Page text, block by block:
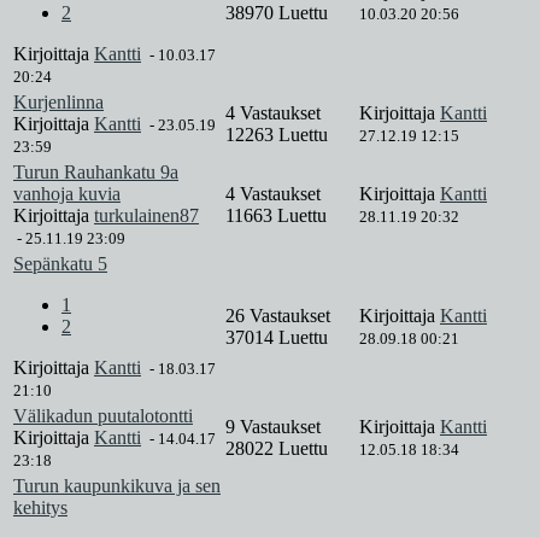
2
Kirjoittaja Kantti - 10.03.17
20:24
38970 Luettu
10.03.20 20:56
Kurjenlinna
Kirjoittaja Kantti - 23.05.19
23:59
4 Vastaukset
12263 Luettu
Kirjoittaja Kantti
27.12.19 12:15
Turun Rauhankatu 9a
vanhoja kuvia
Kirjoittaja turkulainen87
- 25.11.19 23:09
4 Vastaukset
11663 Luettu
Kirjoittaja Kantti
28.11.19 20:32
Sepänkatu 5
1
2
Kirjoittaja Kantti - 18.03.17
21:10
26 Vastaukset
37014 Luettu
Kirjoittaja Kantti
28.09.18 00:21
Välikadun puutalotontti
Kirjoittaja Kantti - 14.04.17
23:18
9 Vastaukset
28022 Luettu
Kirjoittaja Kantti
12.05.18 18:34
Turun kaupunkikuva ja sen
kehitys